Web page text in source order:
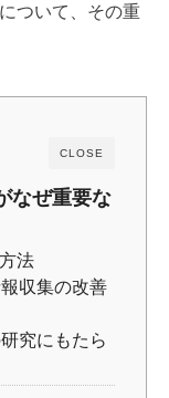
ついて、その重
CLOSE
なぜ重要な
法
収集の改善
究にもたら